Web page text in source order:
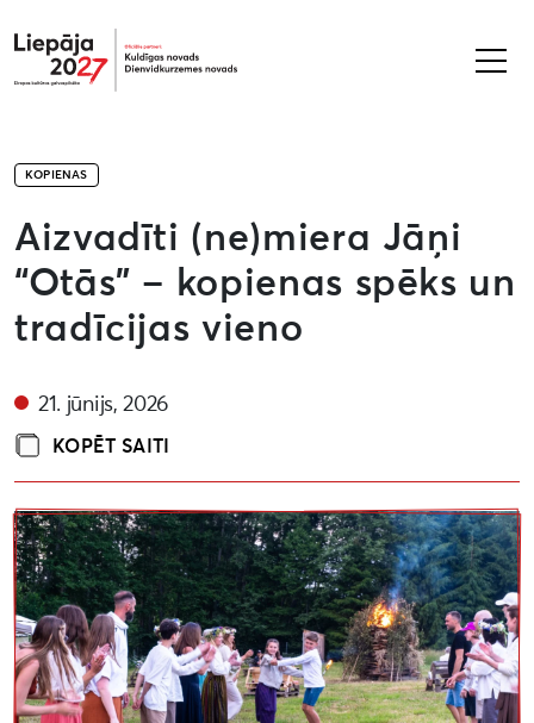
Liepāja2027
KOPIENAS
Aizvadīti (ne)miera Jāņi
“Otās” – kopienas spēks un
tradīcijas vieno
21. jūnijs, 2026
KOPĒT SAITI